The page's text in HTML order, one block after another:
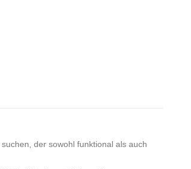
der sowohl funktional als auch